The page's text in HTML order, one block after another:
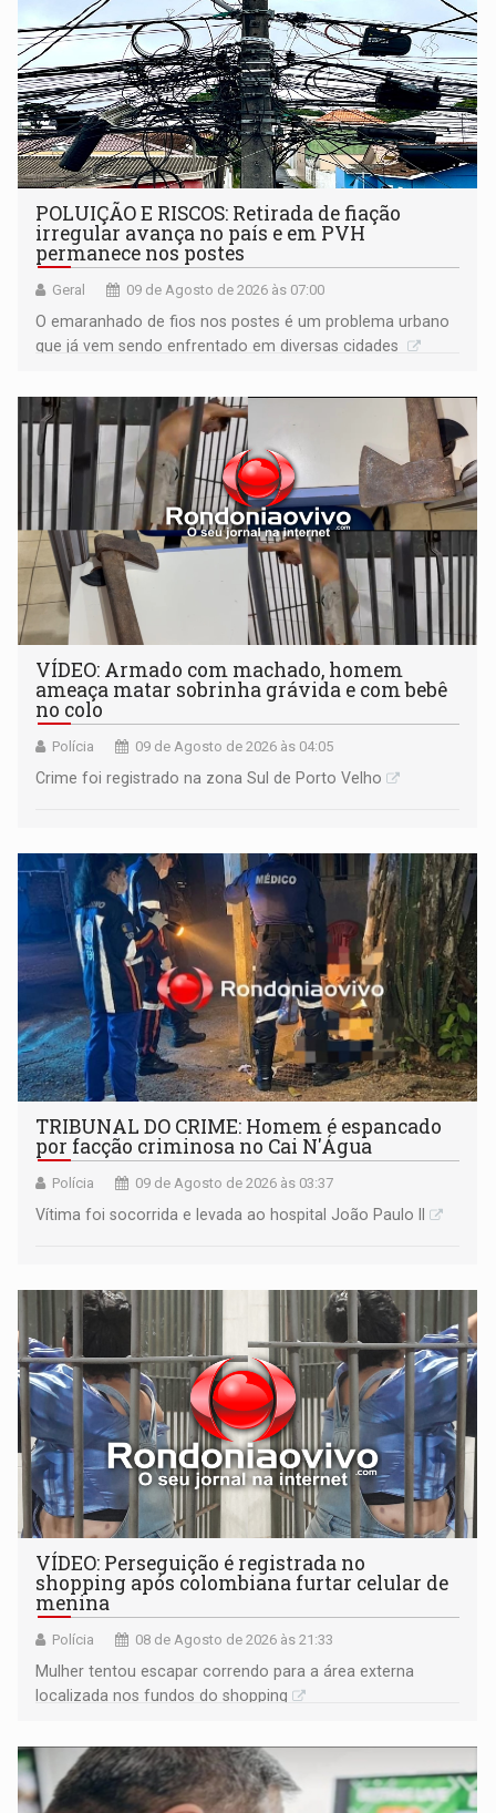
POLUIÇÃO E RISCOS: Retirada de fiação
irregular avança no país e em PVH
permanece nos postes
Geral 09 de Agosto de 2026 às 07:00
O emaranhado de fios nos postes é um problema urbano
que já vem sendo enfrentado em diversas cidades
VÍDEO: Armado com machado, homem
ameaça matar sobrinha grávida e com bebê
no colo
Polícia 09 de Agosto de 2026 às 04:05
Crime foi registrado na zona Sul de Porto Velho
TRIBUNAL DO CRIME: Homem é espancado
por facção criminosa no Cai N'Água
Polícia 09 de Agosto de 2026 às 03:37
Vítima foi socorrida e levada ao hospital João Paulo II
VÍDEO: Perseguição é registrada no
shopping após colombiana furtar celular de
menina
Polícia 08 de Agosto de 2026 às 21:33
Mulher tentou escapar correndo para a área externa
localizada nos fundos do shopping